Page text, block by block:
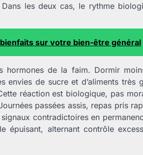
les deux cas, le rythme
sur votre bien-être général
hormones de la faim. Dormir
envies de sucre et d’aliments très
réaction est biologique, pas
passées assis, repas pris
contradictoires en
épuisant, alternant contrôle